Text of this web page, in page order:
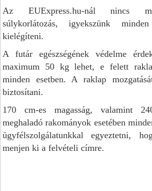
Az EUExpress.hu-nál nincs
súlykorlátozás, igyekszünk
kielégíteni.
A futár egészségének védelme
maximum 50 kg lehet, e felett
minden esetben. A raklap
biztosítani.
170 cm-es magasság, valamint
meghaladó rakományok esetében
ügyfélszolgálatunkkal egyeztetni,
menjen ki a felvételi címre.